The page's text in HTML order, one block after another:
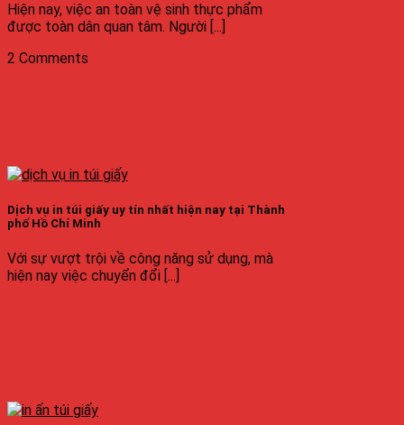
Hiện nay, việc an toàn vệ sinh thực phẩm
được toàn dân quan tâm. Người [...]
2 Comments
Dịch vụ in túi giấy uy tín nhất hiện nay tại Thành
phố Hồ Chí Minh
Với sự vượt trội về công năng sử dụng, mà
hiện nay việc chuyển đổi [...]